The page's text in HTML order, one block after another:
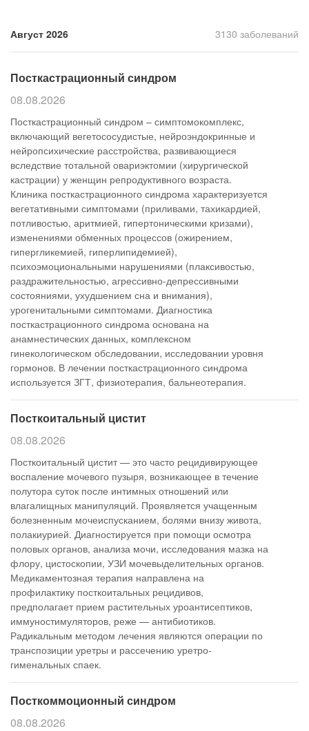
Август 2026 3130 заболеваний
Посткастрационный синдром
08.08.2026
Посткастрационный синдром – симптомокомплекс,
включающий вегетососудистые, нейроэндокринные и
нейропсихические расстройства, развивающиеся
вследствие тотальной овариэктомии (хирургической
кастрации) у женщин репродуктивного возраста.
Клиника посткастрационного синдрома характеризуется
вегетативными симптомами (приливами, тахикардией,
потливостью, аритмией, гипертоническими кризами),
изменениями обменных процессов (ожирением,
гипергликемией, гиперлипидемией),
психоэмоциональными нарушениями (плаксивостью,
раздражительностью, агрессивно-депрессивными
состояниями, ухудшением сна и внимания),
урогенитальными симптомами. Диагностика
посткастрационного синдрома основана на
анамнестических данных, комплексном
гинекологическом обследовании, исследовании уровня
гормонов. В лечении посткастрационного синдрома
используется ЗГТ, физиотерапия, бальнеотерапия.
Посткоитальный цистит
08.08.2026
Посткоитальный цистит — это часто рецидивирующее
воспаление мочевого пузыря, возникающее в течение
полутора суток после интимных отношений или
влагалищных манипуляций. Проявляется учащенным
болезненным мочеиспусканием, болями внизу живота,
полакиурией. Диагностируется при помощи осмотра
половых органов, анализа мочи, исследования мазка на
флору, цистоскопии, УЗИ мочевыделительных органов.
Медикаментозная терапия направлена на
профилактику посткоитальных рецидивов,
предполагает прием растительных уроантисептиков,
иммуностимуляторов, реже — антибиотиков.
Радикальным методом лечения являются операции по
транспозиции уретры и рассечению уретро-
гименальных спаек.
Посткоммоционный синдром
08.08.2026